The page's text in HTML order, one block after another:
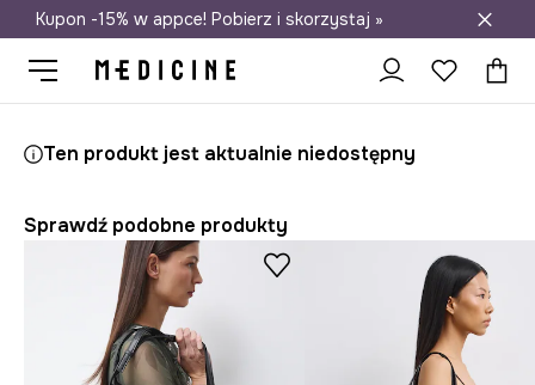
Darmowa dostawa do salonów
Kupon -15% w appce! Pobierz i skorzystaj »
Ten produkt jest aktualnie niedostępny
Sprawdź podobne produkty